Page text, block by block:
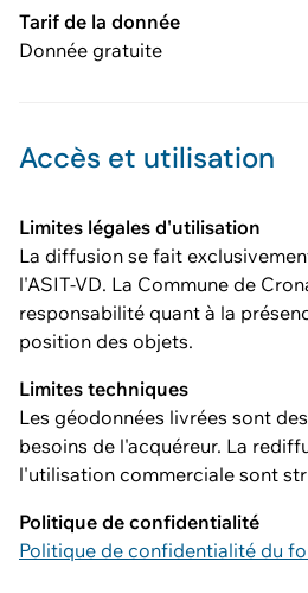
Tarif de la donnée
Donnée gratuite
Accès et utilisation
Limites légales d'utilisation
La diffusion se fait
l'ASIT-VD. La Commune de
responsabilité quant à la
position des objets.
Limites techniques
Les géodonnées livrées sont
besoins de l'acquéreur. La
l'utilisation commerciale sont
Politique de confidentialité
Politique de confidentialité du